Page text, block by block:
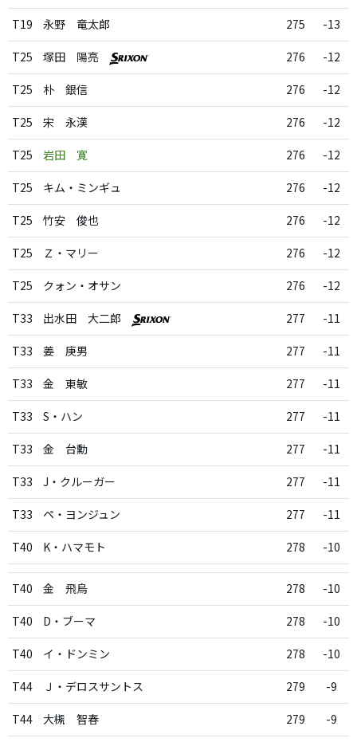
T19 永野 竜太郎 275 -13
T25 塚田 陽亮 276 -12
T25 朴 銀信 276 -12
T25 宋 永漢 276 -12
T25 岩田 寛 276 -12
T25 キム・ミンギュ 276 -12
T25 竹安 俊也 276 -12
T25 Ｚ・マリー 276 -12
T25 クォン・オサン 276 -12
T33 出水田 大二郎 277 -11
T33 姜 庚男 277 -11
T33 金 東敏 277 -11
T33 S・ハン 277 -11
T33 金 台勳 277 -11
T33 J・クルーガー 277 -11
T33 ペ・ヨンジュン 277 -11
T40 K・ハマモト 278 -10
T40 金 飛烏 278 -10
T40 D・ブーマ 278 -10
T40 イ・ドンミン 278 -10
T44 Ｊ・デロスサントス 279 -9
T44 大槻 智春 279 -9